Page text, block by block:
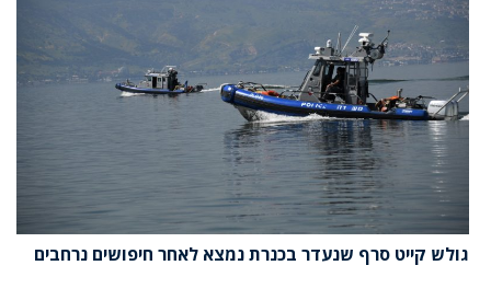
גולש קייט סרף שנעדר בכנרת נמצא לאחר חיפושים נרחבים